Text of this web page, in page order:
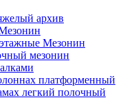
архив
Мезонин
мезонин
платформенный
легкий полочный